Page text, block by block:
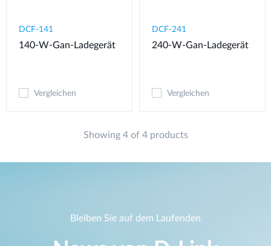
DCF-141
140-W-Gan-Ladegerät
Vergleichen
DCF-241
240-W-Gan-Ladegerät
Vergleichen
Showing 4 of 4 products
Bleiben Sie auf dem Laufenden